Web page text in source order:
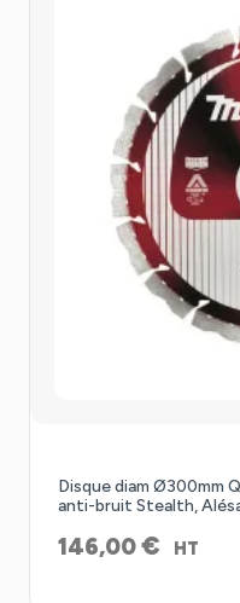
Disque diam Ø300mm
anti-bruit Stealth,
146,00€ HT